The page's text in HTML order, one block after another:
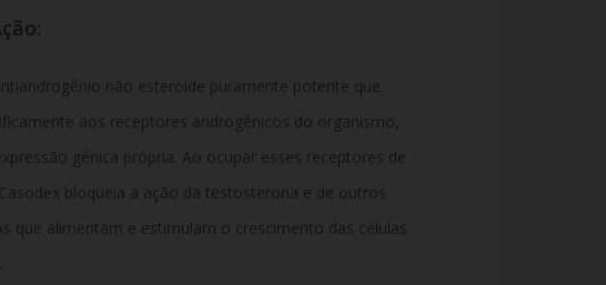
não esteroide puramente potente que
aos receptores androgênicos do organismo,
gênica própria. Ao ocupar esses receptores de
bloqueia a ação da testosterona e de outros
que alimentam e estimulam o crescimento das células